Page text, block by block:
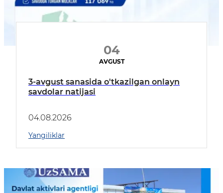
04
AVGUST
3-avgust sanasida o'tkazilgan onlayn
savdolar natijasi
04.08.2026
Yangiliklar